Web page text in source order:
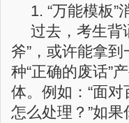
1. “万能模板”
过去，考生背
斧”，或许能拿
种“正确的废话”
体。例如：“面
怎么处理？”如